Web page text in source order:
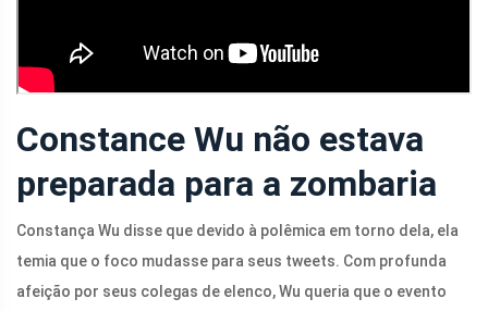
Constance Wu não estava
preparada para a zombaria
Constança Wu disse que devido à polêmica em torno dela, ela
temia que o foco mudasse para seus tweets. Com profunda
afeição por seus colegas de elenco, Wu queria que o evento